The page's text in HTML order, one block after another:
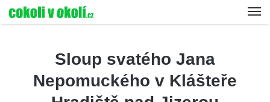
Sloup svatého Jana
Nepomuckého v Klášteře